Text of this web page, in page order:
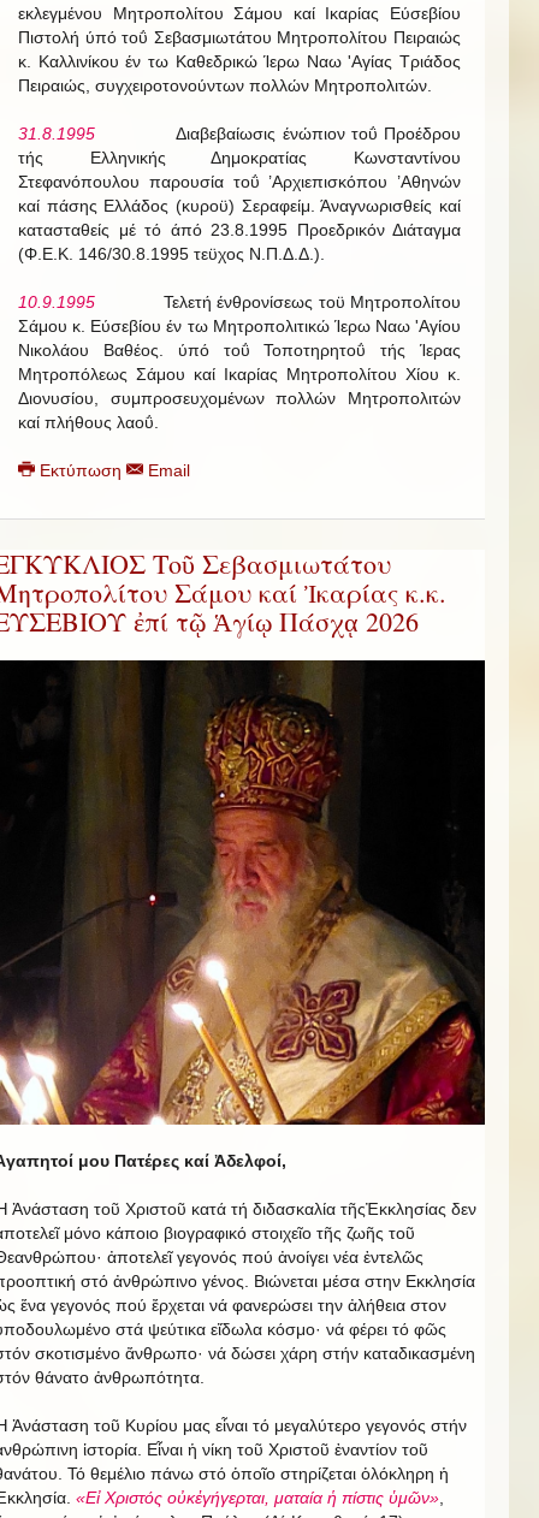
εκλεγμένου Μητροπολίτου Σάμου καί Ικαρίας Εύσεβίου
Πιστολή ύπό τοΰ Σεβασμιωτάτου Μητροπολίτου Πειραιώς
κ. Καλλινίκου έν τω Καθεδρικώ Ίερω Ναω 'Αγίας Τριάδος
Πειραιώς, συγχειροτονούντων πολλών Μητροπολιτών.
31.8.1995 Διαβεβαίωσις ένώπιον τοΰ Προέδρου
τής Ελληνικής Δημοκρατίας Κωνσταντίνου
Στεφανόπουλου παρουσία τοΰ ’Αρχιεπισκόπου ’Αθηνών
καί πάσης Ελλάδος (κυροϋ) Σεραφείμ. Άναγνωρισθείς καί
κατασταθείς μέ τό άπό 23.8.1995 Προεδρικόν Διάταγμα
(Φ.Ε.Κ. 146/30.8.1995 τεϋχος Ν.Π.Δ.Δ.).
10.9.1995 Τελετή ένθρονίσεως τοϋ Μητροπολίτου
Σάμου κ. Εύσεβίου έν τω Μητροπολιτικώ Ίερω Ναω 'Αγίου
Νικολάου Βαθέος. ύπό τοΰ Τοποτηρητοΰ τής Ίερας
Μητροπόλεως Σάμου καί Ικαρίας Μητροπολίτου Χίου κ.
Διονυσίου, συμπροσευχομένων πολλών Μητροπολιτών
καί πλήθους λαοΰ.
Εκτύπωση Email
Τοῦ Σεβασμιωτάτου
Σάμου καί Ἰκαρίας κ.κ.
ἐπί τῷ Ἁγίῳ Πάσχᾳ 2026
μου Πατέρες καί Ἀδελφοί,
Ἀνάσταση τοῦ Χριστοῦ κατά τή διδασκαλία τῆςἘκκλησίας δεν
μόνο κάποιο βιογραφικό στοιχεῖο τῆς ζωῆς τοῦ
ἀποτελεῖ γεγονός πού ἀνοίγει νέα ἐντελῶς
στό ἀνθρώπινο γένος. Βιώνεται μέσα στην Εκκλησία
ἕνα γεγονός πού ἔρχεται νά φανερώσει την ἀλήθεια στον
στά ψεύτικα εἴδωλα κόσμο· νά φέρει τό φῶς
σκοτισμένο ἄνθρωπο· νά δώσει χάρη στήν καταδικασμένη
θάνατο ἀνθρωπότητα.
Ἀνάσταση τοῦ Κυρίου μας εἶναι τό μεγαλύτερο γεγονός στήν
ἱστορία. Εἶναι ἡ νίκη τοῦ Χριστοῦ ἐναντίον τοῦ
Τό θεμέλιο πάνω στό ὁποῖο στηρίζεται ὁλόκληρη ἡ
«Εἰ Χριστός οὐκἐγήγερται, ματαία ἡ πίστις ὑμῶν»,